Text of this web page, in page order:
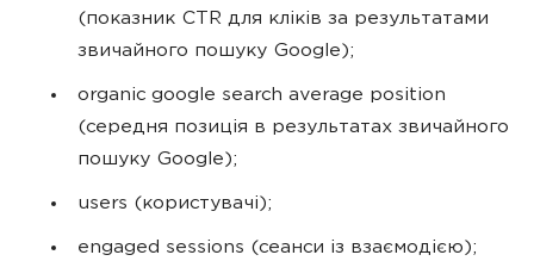
(показник CTR для кліків за результатами
звичайного пошуку Google);
organic google search average position
(середня позиція в результатах звичайного
пошуку Google);
users (користувачі);
engaged sessions (сеанси із взаємодією);